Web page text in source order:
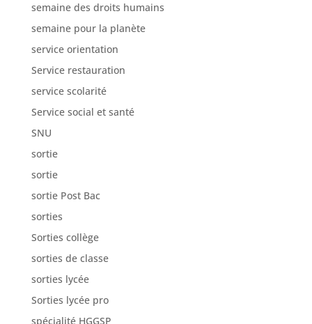
Service restauration
service scolarité
Service social et santé
sortie
sortie
sortie Post Bac
sorties
Sorties collège
sorties de classe
sorties lycée
Sorties lycée pro
spécialité HGGSP
spécialité mathématiques
spécialité physique chimie